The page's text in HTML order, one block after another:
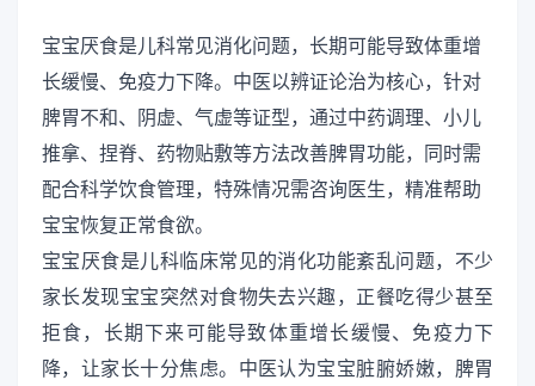
宝宝厌食是儿科常见消化问题，长期可能导致体重增
长缓慢、免疫力下降。中医以辨证论治为核心，针对
脾胃不和、阴虚、气虚等证型，通过中药调理、小儿
推拿、捏脊、药物贴敷等方法改善脾胃功能，同时需
配合科学饮食管理，特殊情况需咨询医生，精准帮助
宝宝恢复正常食欲。
宝宝厌食是儿科临床常见的消化功能紊乱问题，不少
家长发现宝宝突然对食物失去兴趣，正餐吃得少甚至
拒食，长期下来可能导致体重增长缓慢、免疫力下
降，让家长十分焦虑。中医认为宝宝脏腑娇嫩，脾胃